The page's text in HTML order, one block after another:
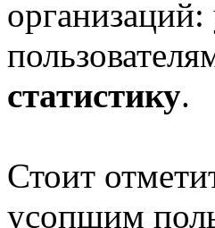
статистику.
Стоит
усопшим